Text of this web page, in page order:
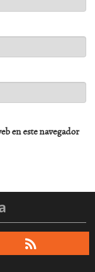
en este navegador